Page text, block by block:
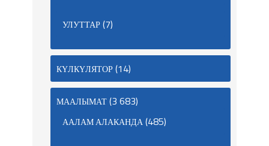
УЛУТТАР(7)
КҮЛКҮЛЯТОР(14)
МААЛЫМАТ(3 683)
ААЛАМ АЛАКАНДА(485)